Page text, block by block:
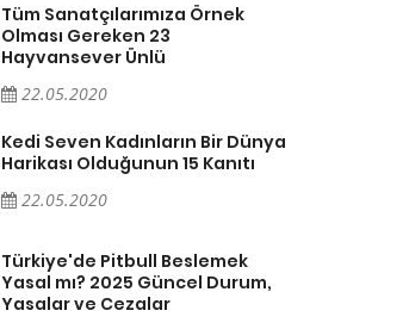
Tüm Sanatçılarımıza Örnek
Olması Gereken 23
Hayvansever Ünlü
22.05.2020
Kedi Seven Kadınların Bir Dünya
Harikası Olduğunun 15 Kanıtı
22.05.2020
Türkiye'de Pitbull Beslemek
Yasal mı? 2025 Güncel Durum,
Yasalar ve Cezalar